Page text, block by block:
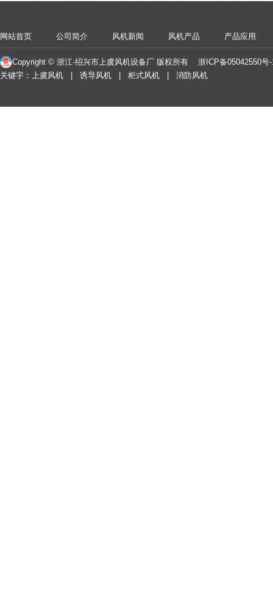
网站首页 公司简介 风机新闻 风机产品 产品应用
Copyright © 浙江-绍兴市上虞风机设备厂 版权所有 浙ICP备05042550号
关键字：上虞风机 | 诱导风机 | 柜式风机 | 消防风机